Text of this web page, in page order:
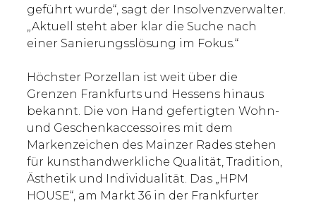
geführt wurde“, sagt der Insolvenzverwalter.
„Aktuell steht aber klar die Suche nach
einer Sanierungsslösung im Fokus.“
Höchster Porzellan ist weit über die
Grenzen Frankfurts und Hessens hinaus
bekannt. Die von Hand gefertigten Wohn-
und Geschenkaccessoires mit dem
Markenzeichen des Mainzer Rades stehen
für kunsthandwerkliche Qualität, Tradition,
Ästhetik und Individualität. Das „HPM
HOUSE“, am Markt 36 in der Frankfurter